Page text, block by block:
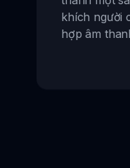
khích người
hợp âm